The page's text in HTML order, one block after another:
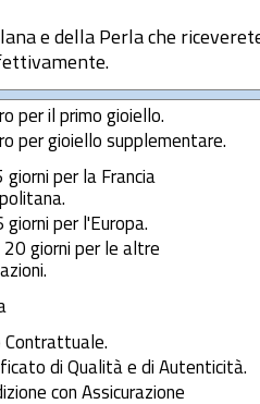
e della Perla che
per il primo gioiello.
per gioiello supplementare.
giorni per la Francia
giorni per l'Europa.
giorni per le altre
Contrattuale.
di Qualità e di Autenticità.
con Assicurazione